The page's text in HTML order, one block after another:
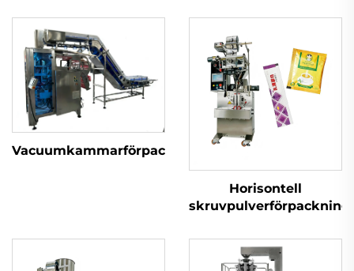
Vacuumkammarförpackningsmaskin
Horisontell